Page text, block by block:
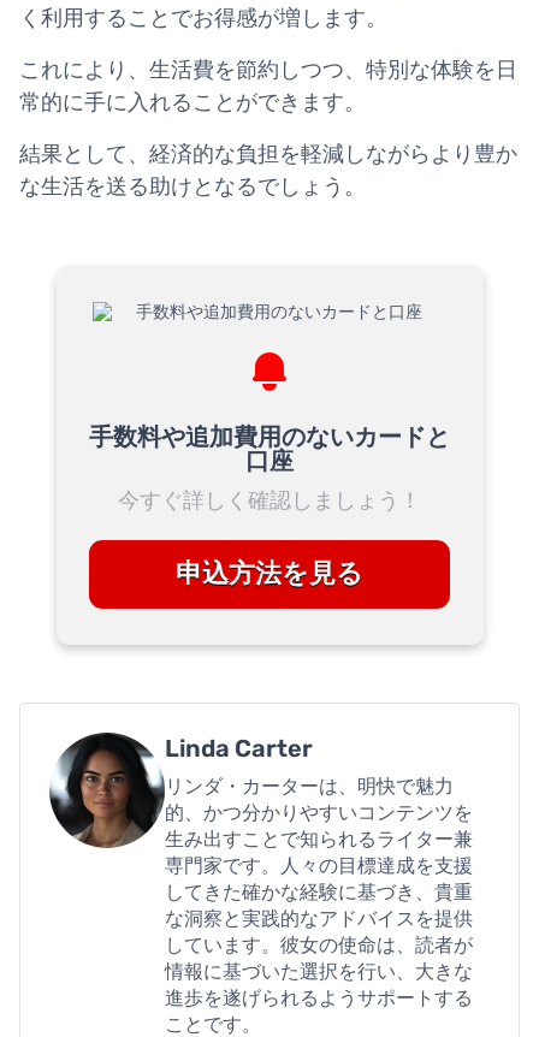
く利用することでお得感が増します。
これにより、生活費を節約しつつ、特別な体験を日
常的に手に入れることができます。
結果として、経済的な負担を軽減しながらより豊か
な生活を送る助けとなるでしょう。
手数料や追加費用のないカードと
口座
今すぐ詳しく確認しましょう！
申込方法を見る
Linda Carter
リンダ・カーターは、明快で魅力
的、かつ分かりやすいコンテンツを
生み出すことで知られるライター兼
専門家です。人々の目標達成を支援
してきた確かな経験に基づき、貴重
な洞察と実践的なアドバイスを提供
しています。彼女の使命は、読者が
情報に基づいた選択を行い、大きな
進歩を遂げられるようサポートする
ことです。